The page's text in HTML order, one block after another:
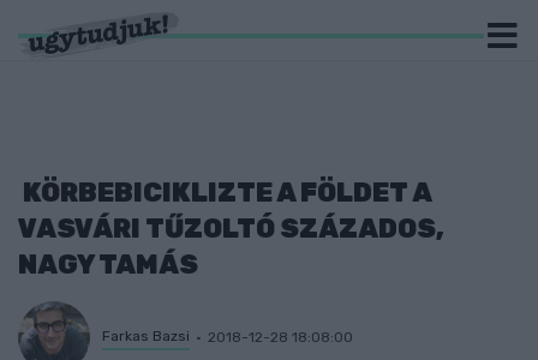
KÖRBEBICIKLIZTE A FÖLDET A
VASVÁRI TŰZOLTÓ SZÁZADOS,
NAGY TAMÁS
Farkas Bazsi 2018-12-28 18:08:00